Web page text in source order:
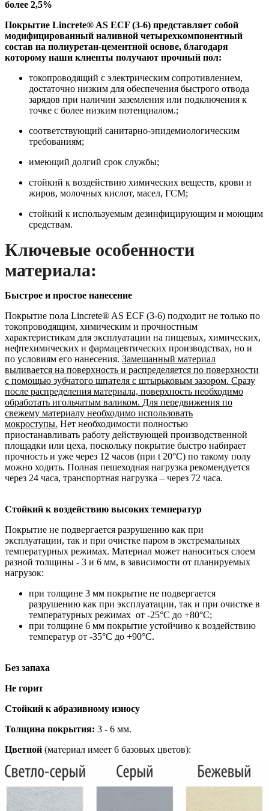
более 2,5%
Покрытие Lincrete® AS ECF (3-6) представляет собой
модифицированный наливной четырехкомпонентный
состав на полиуретан-цементной основе, благодаря
которому наши клиенты получают прочный пол:
токопроводящий c электрическим сопротивлением,
достаточно низким для обеспечения быстрого отвода
зарядов при наличии заземления или подключения к
точке с более низким потенциалом.;
соответствующий санитарно-эпидемиологическим
требованиям;
имеющий долгий срок службы;
стойкий к воздействию химических веществ, крови и
жиров, молочных кислот, масел, ГСМ;
cтойкий к используемым дезинфицирующим и моющим
средствам.
Ключевые особенности
материала:
Быстрое и простое нанесение
Покрытие пола Lincrete® AS ECF (3-6) подходит не только по
токопроводящим, химическим и прочностным
характеристикам для эксплуатации на пищевых, химических,
нефтехимических и фармацевтических производствах, но и
по условиям его нанесения. Замешанный материал
выливается на поверхность и распределяется по поверхности
с помощью зубчатого шпателя с штырьковым зазором. Сразу
после распределения материала, поверхность необходимо
обработать игольчатым валиком. Для передвижения по
свежему материалу необходимо использовать
мокроступы. Нет необходимости полностью
приостанавливать работу действующей производственной
площадки или цеха, поскольку покрытие быстро набирает
прочность и уже через 12 часов (при t 20°С) по такому полу
можно ходить. Полная пешеходная нагрузка рекомендуется
через 24 часа, транспортная нагрузка – через 72 часа.
Стойкий к воздействию высоких температур
Покрытие не подвергается разрушению как при
эксплуатации, так и при очистке паром в экстремальных
температурных режимах. Материал может наноситься слоем
разной толщины - 3 и 6 мм, в зависимости от планируемых
нагрузок:
при толщине 3 мм покрытие не подвергается
разрушению как при эксплуатации, так и при очистке в
температурных режимах от -25°С до +80°С;
при толщине 6 мм покрытие устойчиво к воздействию
температур от -35°С до +90°С.
Без запаха
Не горит
Стойкий к абразивному износу
Толщина покрытия: 3 - 6 мм.
Цветной (материал имеет 6 базовых цветов):